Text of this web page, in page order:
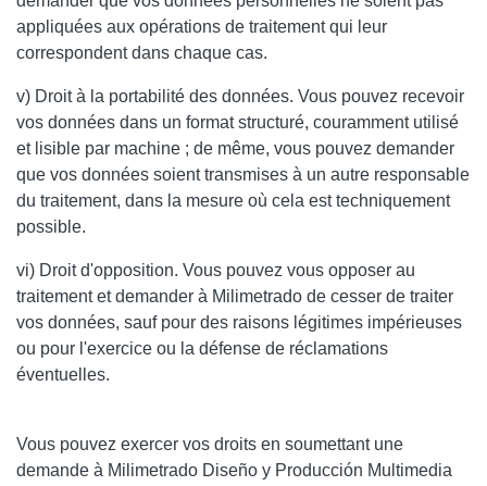
appliquées aux opérations de traitement qui leur
correspondent dans chaque cas.
v) Droit à la portabilité des données. Vous pouvez recevoir
vos données dans un format structuré, couramment utilisé
et lisible par machine ; de même, vous pouvez demander
que vos données soient transmises à un autre responsable
du traitement, dans la mesure où cela est techniquement
possible.
vi) Droit d'opposition. Vous pouvez vous opposer au
traitement et demander à Milimetrado de cesser de traiter
vos données, sauf pour des raisons légitimes impérieuses
ou pour l'exercice ou la défense de réclamations
éventuelles.
Vous pouvez exercer vos droits en soumettant une
demande à Milimetrado Diseño y Producción Multimedia